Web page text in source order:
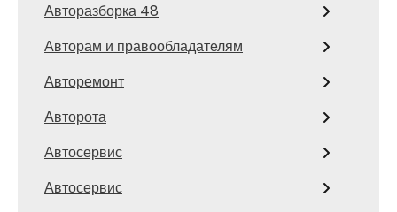
Авторазборка 48
Авторам и правообладателям
Авторемонт
Авторота
Автосервис
Автосервис